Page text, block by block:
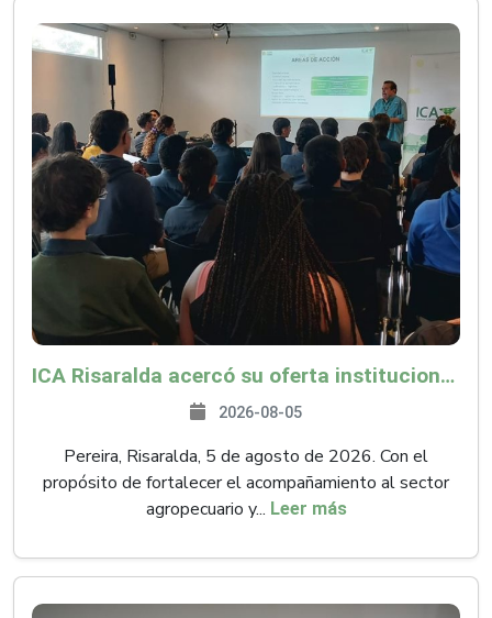
ICA Risaralda acercó su oferta institucional a productores y emprendedores en Expocamello
2026-08-05
Pereira, Risaralda, 5 de agosto de 2026. Con el
propósito de fortalecer el acompañamiento al sector
agropecuario y... Leer más